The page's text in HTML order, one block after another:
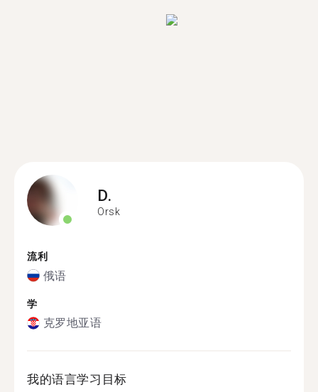
D.
Orsk
流利
俄语
学
克罗地亚语
我的语言学习目标